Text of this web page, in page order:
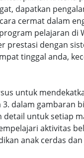
dapatkan
cermat dalam
pelajaran di
prestasi dengan
tinggal anda,
untuk
dalam
untuk setiap
aktivitas
anak cerdas